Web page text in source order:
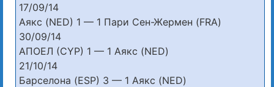
17/09/14
Аякс (NED) 1 — 1 Пари Сен-Жермен (FRA)
30/09/14
АПОЕЛ (CYP) 1 — 1 Аякс (NED)
21/10/14
Барселона (ESP) 3 — 1 Аякс (NED)